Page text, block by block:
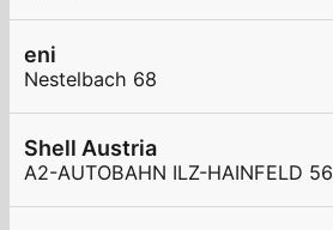
eni
Nestelbach 68
Shell Austria
A2-AUTOBAHN ILZ-HAINFELD 56